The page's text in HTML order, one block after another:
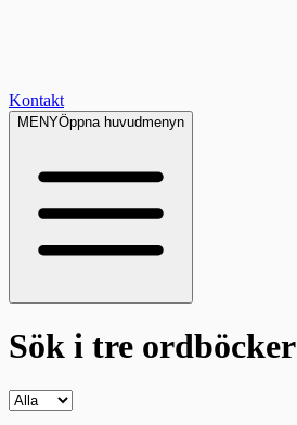
Kontakt
MENYÖppna huvudmenyn
Sök i tre ordböcker